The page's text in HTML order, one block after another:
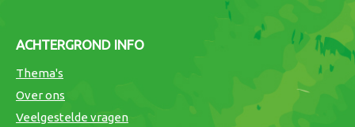
ACHTERGROND INFO
Thema's
Over ons
Veelgestelde vragen